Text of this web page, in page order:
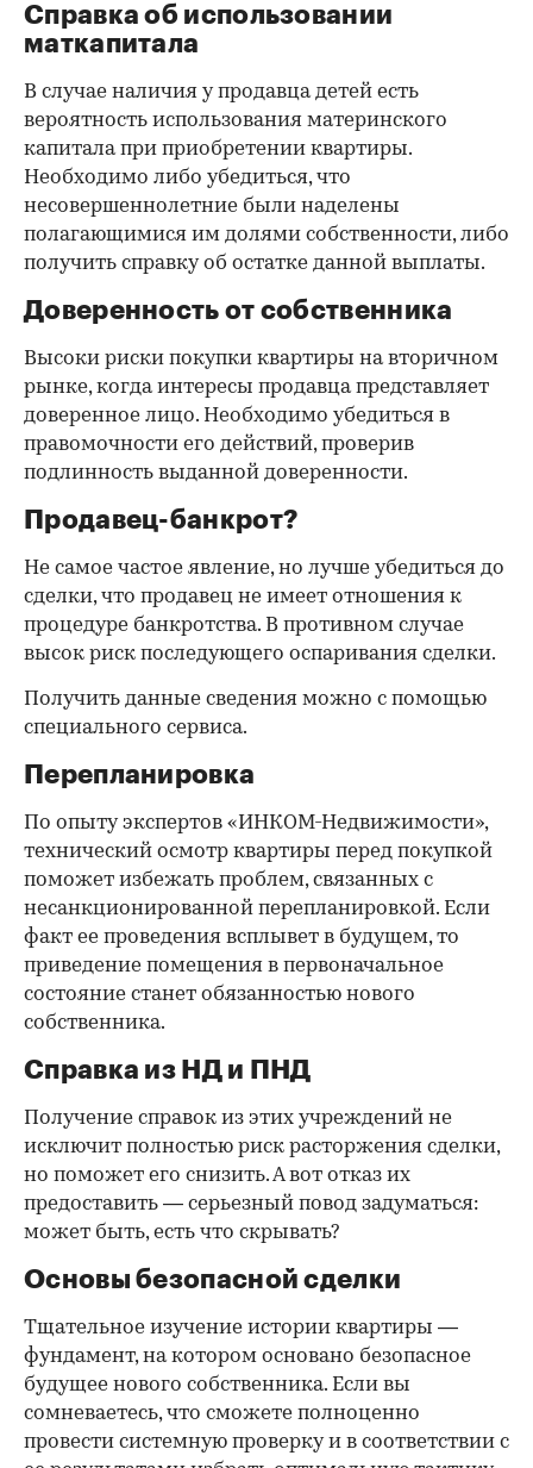
Справка об использовании
маткапитала
В случае наличия у продавца детей есть
вероятность использования материнского
капитала при приобретении квартиры.
Необходимо либо убедиться, что
несовершеннолетние были наделены
полагающимися им долями собственности, либо
получить справку об остатке данной выплаты.
Доверенность от собственника
Высоки риски покупки квартиры на вторичном
рынке, когда интересы продавца представляет
доверенное лицо. Необходимо убедиться в
правомочности его действий, проверив
подлинность выданной доверенности.
Продавец-банкрот?
Не самое частое явление, но лучше убедиться до
сделки, что продавец не имеет отношения к
процедуре банкротства. В противном случае
высок риск последующего оспаривания сделки.
Получить данные сведения можно с помощью
специального сервиса.
Перепланировка
По опыту экспертов «ИНКОМ-Недвижимости»,
технический осмотр квартиры перед покупкой
поможет избежать проблем, связанных с
несанкционированной перепланировкой. Если
факт ее проведения всплывет в будущем, то
приведение помещения в первоначальное
состояние станет обязанностью нового
собственника.
Справка из НД и ПНД
Получение справок из этих учреждений не
исключит полностью риск расторжения сделки,
но поможет его снизить. А вот отказ их
предоставить — серьезный повод задуматься:
может быть, есть что скрывать?
Основы безопасной сделки
Тщательное изучение истории квартиры —
фундамент, на котором основано безопасное
будущее нового собственника. Если вы
сомневаетесь, что сможете полноценно
провести системную проверку и в соответствии с